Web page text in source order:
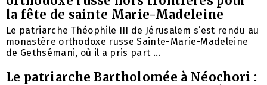
la fête de sainte Marie-Madeleine
Le patriarche Théophile III de Jérusalem s’est rendu au
monastère orthodoxe russe Sainte-Marie-Madeleine
de Gethsémani, où il a pris part ...
Le patriarche Bartholomée à Néochori :